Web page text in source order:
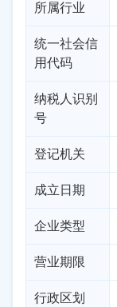
所属行业
统一社会信
用代码
纳税人识别
号
登记机关
成立日期
企业类型
营业期限
行政区划